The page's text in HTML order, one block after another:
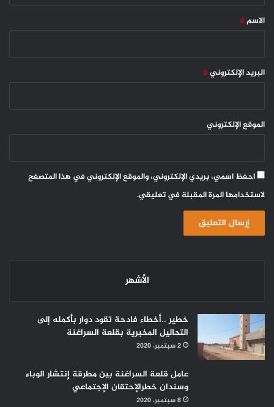
*
الاسم*
البريد الإلكتروني*
الموقع الإلكتروني
احفظ اسمي، بريدي الإلكتروني، والموقع الإلكتروني في هذا المتصفح
لاستخدامها المرة المقبلة في تعليقي.
الأشهر
خطير ..أخطاء فادحة تقود دوار بأكمله إلى
التحاليل المخبرية بقلعة السراغنة
2 سبتمبر، 2020
عامل قلعة السراغنة بين مطرقة إنتشار الوباء
وسندان خطرالإحتقان الإجتماعي
8 سبتمبر، 2020